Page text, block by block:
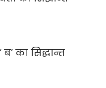
ब’ का सिद्धान्त